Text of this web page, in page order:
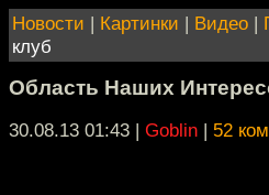
Новости | Картинки | Видео |
клуб
Область Наших
30.08.13 01:43 | Goblin | 52